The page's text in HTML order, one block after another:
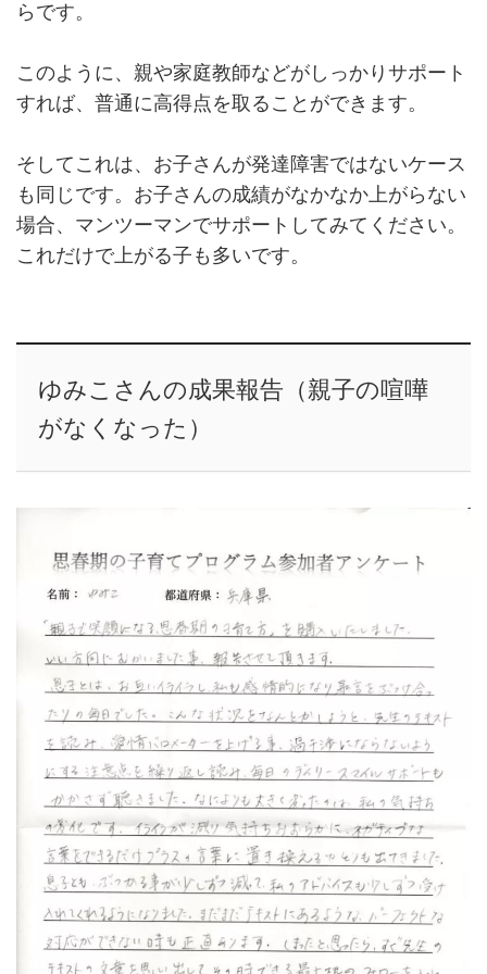
らです。
このように、親や家庭教師などがしっかりサポート
すれば、普通に高得点を取ることができます。
そしてこれは、お子さんが発達障害ではないケース
も同じです。お子さんの成績がなかなか上がらない
場合、マンツーマンでサポートしてみてください。
これだけで上がる子も多いです。
ゆみこさんの成果報告（親子の喧嘩
がなくなった）